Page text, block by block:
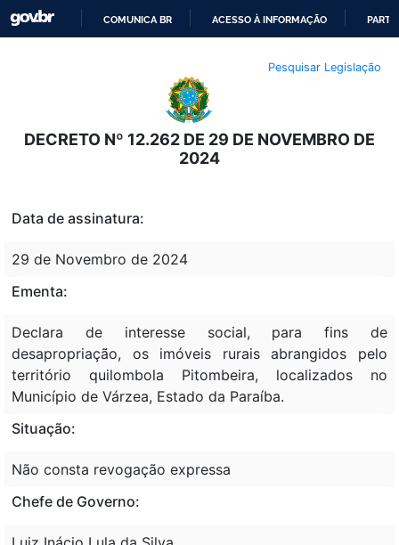
O
CONTEÚDO
COMUNICA BR ACESSO À INFORMAÇÃO
Pesquisar Legislação
DECRETO Nº 12.262 DE 29 DE NOVEMBRO DE
2024
Data de assinatura:
29 de Novembro de 2024
Ementa:
Declara de interesse social, para fins de
desapropriação, os imóveis rurais abrangidos pelo
território quilombola Pitombeira, localizados no
Município de Várzea, Estado da Paraíba.
Situação:
Não consta revogação expressa
Chefe de Governo: